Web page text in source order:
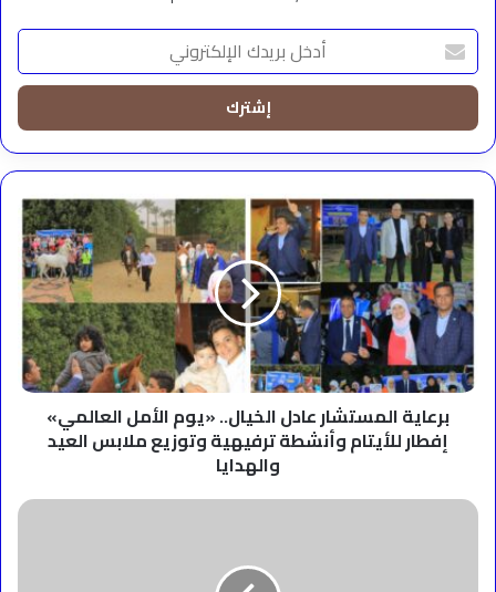
أدخل
بريدك
الإلكتروني
برعاية
المستشار
عادل
الخيال..
«يوم
الأمل
العالمي»
إفطار
للأيتام
وأنشطة
ترفيهية
وتوزيع
العيد
برعاية المستشار عادل الخيال.. «يوم الأمل العالمي»
إفطار للأيتام وأنشطة ترفيهية وتوزيع ملابس العيد
والهدايا
شاهد